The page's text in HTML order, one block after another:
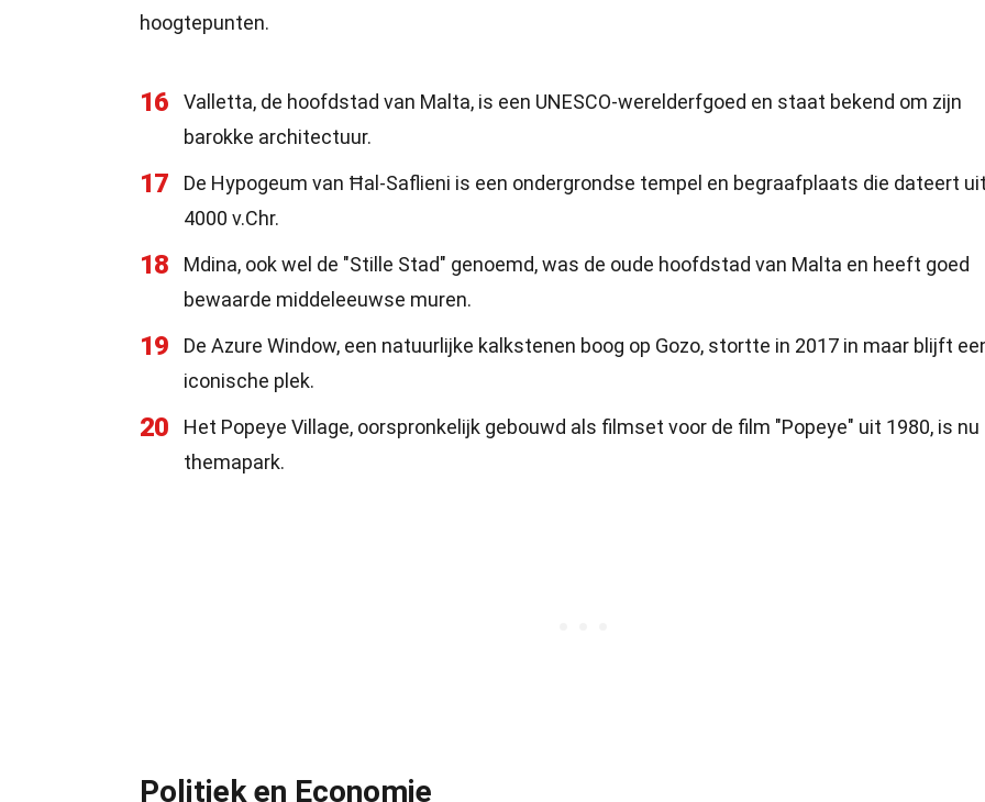
hoogtepunten.
16
Valletta, de hoofdstad van Malta, is een UNESCO-werelderfgoed en staat bekend om zijn
barokke architectuur.
17
De Hypogeum van Ħal-Saflieni is een ondergrondse tempel en begraafplaats die dateert
4000 v.Chr.
18
Mdina, ook wel de "Stille Stad" genoemd, was de oude hoofdstad van Malta en heeft goed
bewaarde middeleeuwse muren.
19
De Azure Window, een natuurlijke kalkstenen boog op Gozo, stortte in 2017 in maar blijft
iconische plek.
20
Het Popeye Village, oorspronkelijk gebouwd als filmset voor de film "Popeye" uit 1980, is nu
themapark.
Politiek en Economie